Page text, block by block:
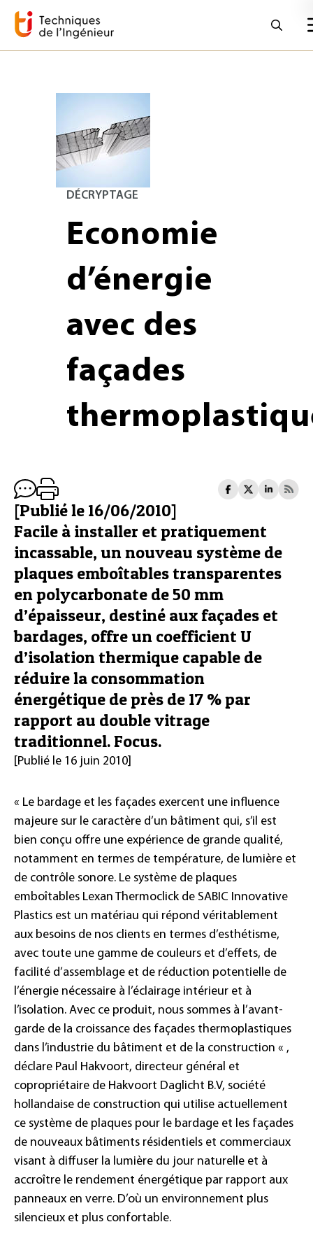
DÉCRYPTAGE
Economie
d’énergie
avec des
façades
[Publié le 16/06/2010]
Facile à installer et pratiquement
incassable, un nouveau système de
plaques emboîtables transparentes
en polycarbonate de 50 mm
d’épaisseur, destiné aux façades et
bardages, offre un coefficient U
d’isolation thermique capable de
réduire la consommation
énergétique de près de 17 % par
rapport au double vitrage
traditionnel. Focus.
[Publié le 16 juin 2010]
« Le bardage et les façades exercent une influence
majeure sur le caractère d’un bâtiment qui, s’il est
bien conçu offre une expérience de grande qualité,
notamment en termes de température, de lumière et
de contrôle sonore. Le système de plaques
emboîtables Lexan Thermoclick de SABIC Innovative
Plastics est un matériau qui répond véritablement
aux besoins de nos clients en termes d’esthétisme,
avec toute une gamme de couleurs et d’effets, de
facilité d’assemblage et de réduction potentielle de
l’énergie nécessaire à l’éclairage intérieur et à
l’isolation. Avec ce produit, nous sommes à l’avant-
garde de la croissance des façades thermoplastiques
dans l’industrie du bâtiment et de la construction « ,
déclare Paul Hakvoort, directeur général et
copropriétaire de Hakvoort Daglicht B.V, société
hollandaise de construction qui utilise actuellement
ce système de plaques pour le bardage et les façades
de nouveaux bâtiments résidentiels et commerciaux
visant à diffuser la lumière du jour naturelle et à
accroître le rendement énergétique par rapport aux
panneaux en verre. D’où un environnement plus
silencieux et plus confortable.